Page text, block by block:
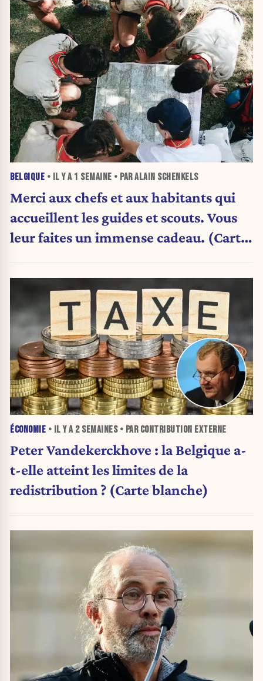
BELGIQUE • IL Y A 1 SEMAINE • PAR ALAIN SCHENKELS
Merci aux chefs et aux habitants qui
accueillent les guides et scouts. Vous
leur faites un immense cadeau. (Carte
ÉCONOMIE • IL Y A 2 SEMAINES• PAR CONTRIBUTION EXTERNE
Peter Vandekerckhove : la Belgique a-
t-elle atteint les limites de la
redistribution ? (Carte blanche)